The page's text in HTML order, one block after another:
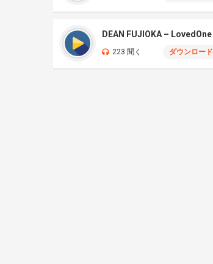
DEAN FUJIOKA – LovedOne
223 聞く ダウンロード